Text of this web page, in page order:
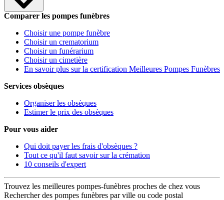
Comparer les pompes funèbres
Choisir une pompe funèbre
Choisir un crematorium
Choisir un funérarium
Choisir un cimetière
En savoir plus sur la certification Meilleures Pompes Funèbres
Services obsèques
Organiser les obsèques
Estimer le prix des obsèques
Pour vous aider
Qui doit payer les frais d'obsèques ?
Tout ce qu'il faut savoir sur la crémation
10 conseils d'expert
Trouvez les meilleures pompes-funèbres proches de chez vous
Rechercher des pompes funèbres par ville ou code postal